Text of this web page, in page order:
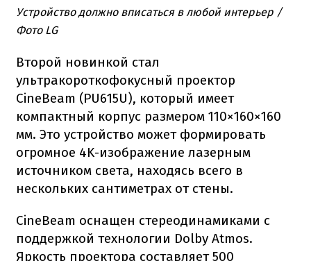
Устройство должно вписаться в любой интерьер /
Фото LG
Второй новинкой стал
ультракороткофокусный проектор
CineBeam (PU615U), который имеет
компактный корпус размером 110×160×160
мм. Это устройство может формировать
огромное 4K-изображение лазерным
источником света, находясь всего в
нескольких сантиметрах от стены.
CineBeam оснащен стереодинамиками с
поддержкой технологии Dolby Atmos.
Яркость проектора составляет 500